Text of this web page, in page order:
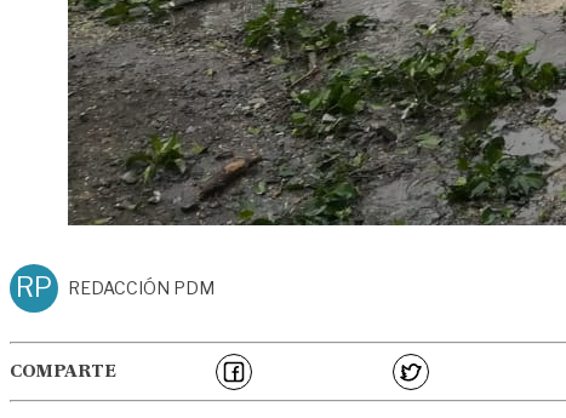
RP REDACCIÓN PDM
COMPARTE